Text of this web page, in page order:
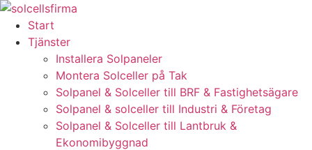
Skip
content
Start
Tjänster
Installera Solpaneler
Montera Solceller på Tak
Solpanel & Solceller till BRF & Fastighetsägare
Solpanel & solceller till Industri & Företag
Solpanel & Solceller till Lantbruk &
Ekonomibyggnad